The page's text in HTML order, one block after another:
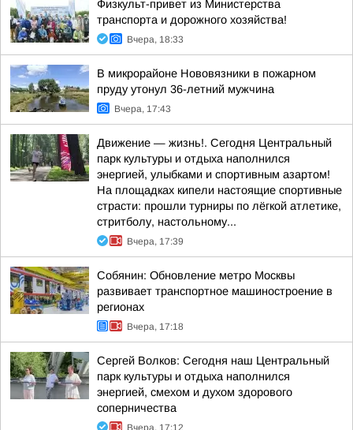
Физкульт-привет из Министерства
транспорта и дорожного хозяйства!
Вчера, 18:33
В микрорайоне Нововязники в пожарном
пруду утонул 36-летний мужчина
Вчера, 17:43
Движение — жизнь!. Сегодня Центральный
парк культуры и отдыха наполнился
энергией, улыбками и спортивным азартом!
На площадках кипели настоящие спортивные
страсти: прошли турниры по лёгкой атлетике,
стритболу, настольному...
Вчера, 17:39
Собянин: Обновление метро Москвы
развивает транспортное машиностроение в
регионах
Вчера, 17:18
Сергей Волков: Сегодня наш Центральный
парк культуры и отдыха наполнился
энергией, смехом и духом здорового
соперничества
Вчера, 17:12